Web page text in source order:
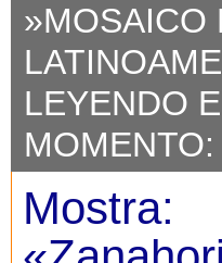
»MOSAICO
LEYENDO
MOMENTO:
Mostra: